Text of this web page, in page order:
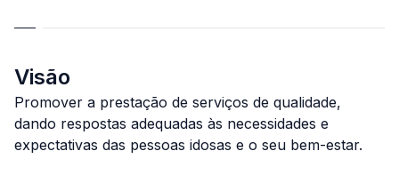
Visão
Promover a prestação de serviços de qualidade,
dando respostas adequadas às necessidades e
expectativas das pessoas idosas e o seu bem-estar.